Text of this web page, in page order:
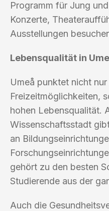
Programm für Jung
Konzerte,
Ausstellungen
Lebensqualität in
Umeå punktet nicht nur
Freizeitmöglichkeiten,
hohen Lebensqualität.
Wissenschaftsstadt
an
gehört zu den besten
Studierende aus der
Auch die